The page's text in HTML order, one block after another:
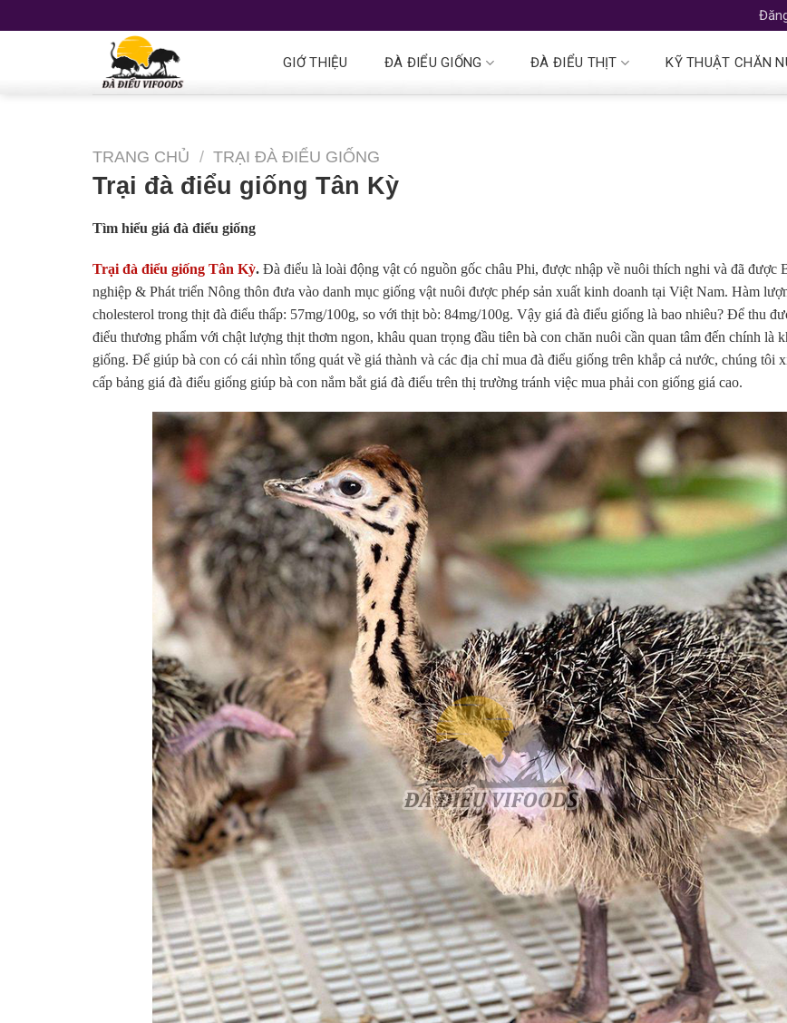
GIỚ THIỆU ĐÀ ĐIỂU GIỐNG ĐÀ ĐIỂU THỊT KỸ THUẬT CHĂN
TRANG CHỦ / TRẠI ĐÀ ĐIỂU GIỐNG
Trại đà điểu giống Tân Kỳ
Tìm hiểu giá đà điểu giống
Trại đà điểu giống Tân Kỳ. Đà điểu là loài động vật có nguồn gốc châu Phi, được nhập về nuôi thích nghi và đã được
nghiệp & Phát triển Nông thôn đưa vào danh mục giống vật nuôi được phép sản xuất kinh doanh tại Việt Nam. Hàm
cholesterol trong thịt đà điểu thấp: 57mg/100g, so với thịt bò: 84mg/100g. Vậy giá đà điểu giống là bao nhiêu? Để thu
điểu thương phẩm với chật lượng thịt thơm ngon, khâu quan trọng đầu tiên bà con chăn nuôi cần quan tâm đến chính là
giống. Để giúp bà con có cái nhìn tổng quát về giá thành và các địa chỉ mua đà điểu giống trên khắp cả nước, chúng tôi
cấp bảng giá đà điểu giống giúp bà con nắm bắt giá đà điểu trên thị trường tránh việc mua phải con giống giá cao.